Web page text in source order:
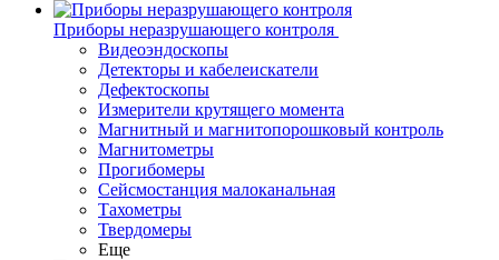
Приборы неразрушающего контроля
Видеоэндоскопы
Детекторы и кабелеискатели
Дефектоскопы
Измерители крутящего момента
Магнитный и магнитопорошковый контроль
Магнитометры
Прогибомеры
Сейсмостанция малоканальная
Тахометры
Твердомеры
Еще